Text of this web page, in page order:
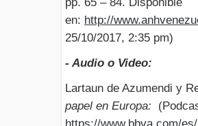
en: http://
25/10/2017, 2:35 pm)
- Audio o Video:
Lartaun de Azumendi y
papel en Europa: